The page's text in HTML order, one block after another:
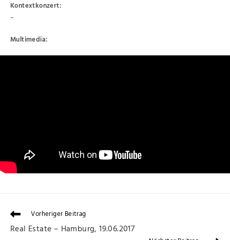
Kontextkonzert:
–
Multimedia:
Vorheriger Beitrag
Real Estate – Hamburg, 19.06.2017